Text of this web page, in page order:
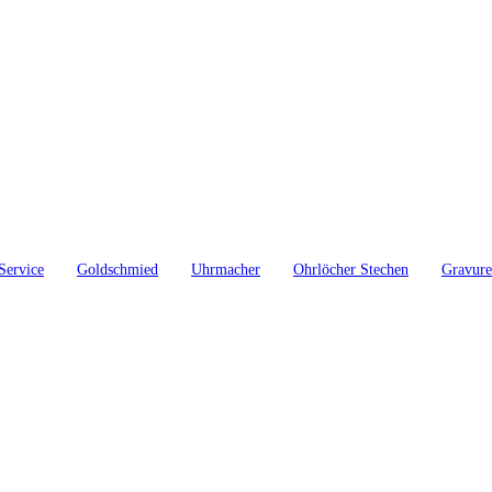
Goldschmied Uhrmacher Ohrlöcher Stechen